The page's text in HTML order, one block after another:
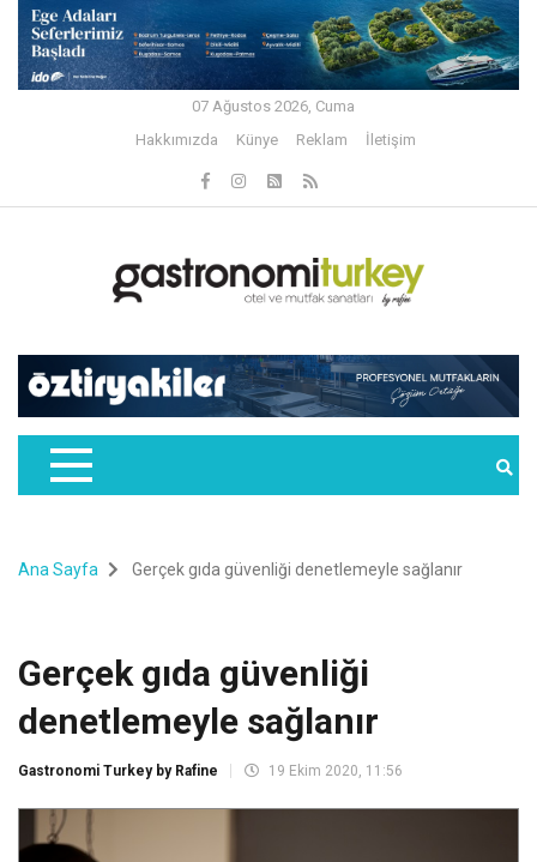
07 Ağustos 2026, Cuma
Hakkımızda
Künye Reklam İletişim
Ana Sayfa Gerçek gıda güvenliği denetlemeyle sağlanır
Gerçek gıda güvenliği
denetlemeyle sağlanır
Gastronomi Turkey by Rafine 19 Ekim 2020, 11:56